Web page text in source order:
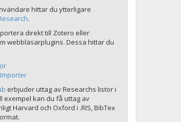
hittar du ytterligare
.
direkt till Zotero eller
webbläsarplugins. Dessa hittar du
erbjuder uttag av Researchs listor i
exempel kan du få uttag av
Harvard och Oxford i .RIS, BibTex